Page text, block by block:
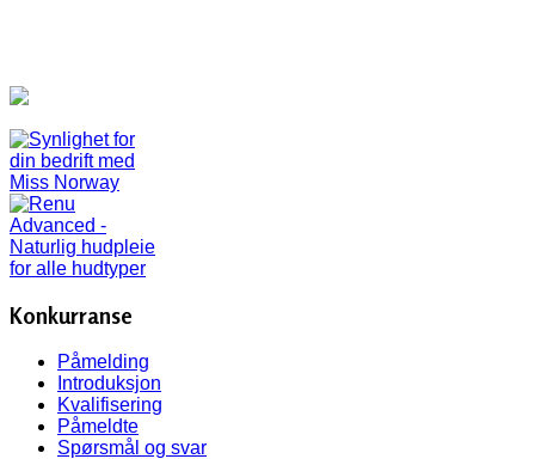
Konkurranse
Påmelding
Introduksjon
Kvalifisering
Påmeldte
Spørsmål og svar